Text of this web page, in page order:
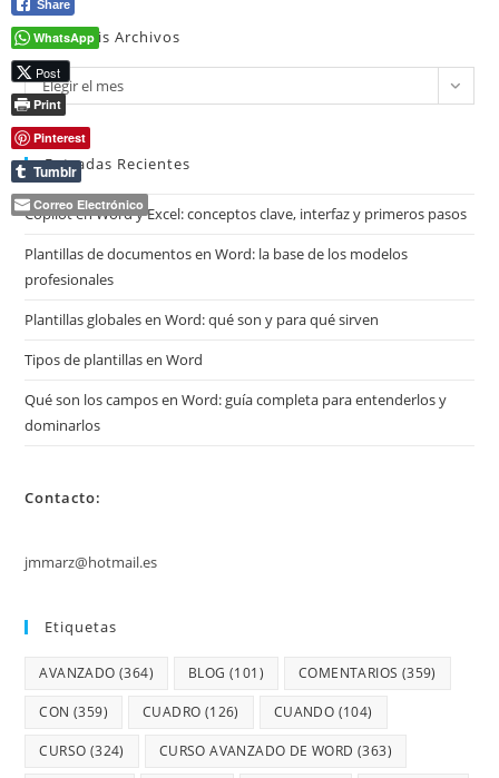
Mira Mis Archivos
Mira
mis
archivos
Elegir el mes
Entradas Recientes
Copilot en Word y Excel: conceptos clave, interfaz y primeros pasos
Plantillas de documentos en Word: la base de los modelos
profesionales
Plantillas globales en Word: qué son y para qué sirven
Tipos de plantillas en Word
Qué son los campos en Word: guía completa para entenderlos y
dominarlos
Contacto:
jmmarz@hotmail.es
Etiquetas
AVANZADO (364) BLOG (101) COMENTARIOS (359)
CON (359) CUADRO (126) CUANDO (104)
CURSO (324) CURSO AVANZADO DE WORD (363)
Share
WhatsApp
Post
Print
Pinterest
Tumblr
Correo Electrónico